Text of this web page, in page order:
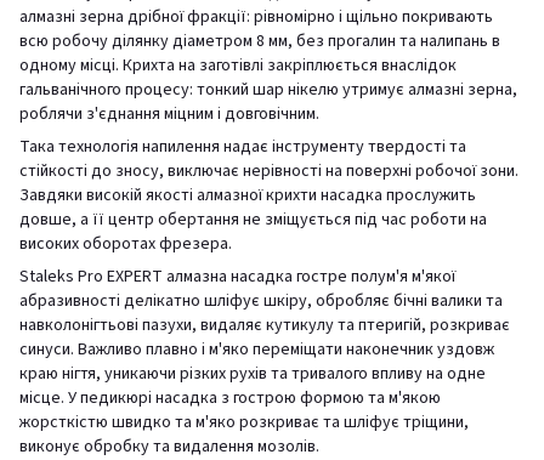
алмазні зерна дрібної фракції: рівномірно і щільно покривають
всю робочу ділянку діаметром 8 мм, без прогалин та налипань в
одному місці. Крихта на заготівлі закріплюється внаслідок
гальванічного процесу: тонкий шар нікелю утримує алмазні зерна,
роблячи з'єднання міцним і довговічним.
Така технологія напилення надає інструменту твердості та
стійкості до зносу, виключає нерівності на поверхні робочої зони.
Завдяки високій якості алмазної крихти насадка прослужить
довше, а її центр обертання не зміщується під час роботи на
високих оборотах фрезера.
Staleks Pro EXPERT алмазна насадка гостре полум'я м'якої
абразивності делікатно шліфує шкіру, обробляє бічні валики та
навколонігтьові пазухи, видаляє кутикулу та птеригій, розкриває
синуси. Важливо плавно і м'яко переміщати наконечник уздовж
краю нігтя, уникаючи різких рухів та тривалого впливу на одне
місце. У педикюрі насадка з гострою формою та м'якою
жорсткістю швидко та м'яко розкриває та шліфує тріщини,
виконує обробку та видалення мозолів.